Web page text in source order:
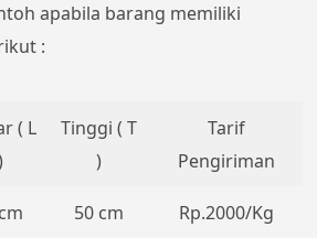
apabila barang memiliki
:
( L
Tinggi ( T
)
Tarif
Pengiriman
50 cm Rp.2000/Kg